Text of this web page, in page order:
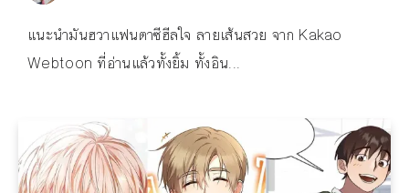
แนะนำมันฮวาแฟนตาซีฮีลใจ ลายเส้นสวย จาก Kakao
Webtoon ที่อ่านแล้วทั้งยิ้ม ทั้งอิน...